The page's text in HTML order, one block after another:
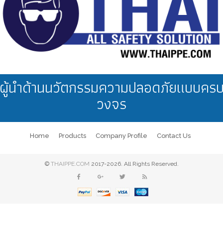
นำด้านนวัตกรรมความปลอดภัยแบบคร
วงจร
Home Products Company Profile Contact Us
© THAIPPE.COM 2017-2026. All Rights Reserved.